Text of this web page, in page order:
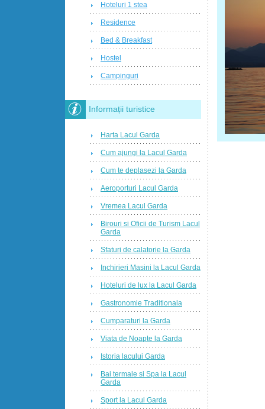
Hoteluri 1 stea
Residence
Bed & Breakfast
Hostel
Campinguri
Informații turistice
Harta Lacul Garda
Cum ajungi la Lacul Garda
Cum te deplasezi la Garda
Aeroporturi Lacul Garda
Vremea Lacul Garda
Birouri si Oficii de Turism Lacul
Garda
Sfaturi de calatorie la Garda
Inchirieri Masini la Lacul Garda
Hoteluri de lux la Lacul Garda
Gastronomie Traditionala
Cumparaturi la Garda
Viata de Noapte la Garda
Istoria lacului Garda
Bai termale si Spa la Lacul
Garda
Sport la Lacul Garda